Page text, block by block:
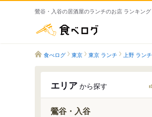
鶯谷・入谷の居酒屋のランチのお店 ランキング
食べログ 東京 東京 ランチ 上野 ランチ
エリア から探す
鶯谷・入谷